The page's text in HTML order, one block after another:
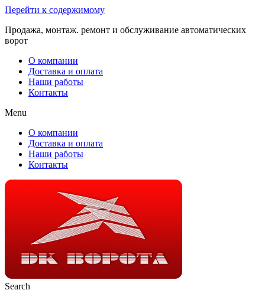
Перейти к содержимому
Продажа, монтаж. ремонт и обслуживание автоматических
ворот
О компании
Доставка и оплата
Наши работы
Контакты
Menu
О компании
Доставка и оплата
Наши работы
Контакты
Search